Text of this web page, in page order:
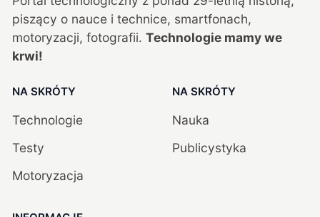
piszący o nauce i technice, smartfonach,
motoryzacji, fotografii. Technologie mamy we
krwi!
NA SKRÓTY
Technologie
Testy
Motoryzacja
NA SKRÓTY
Nauka
Publicystyka